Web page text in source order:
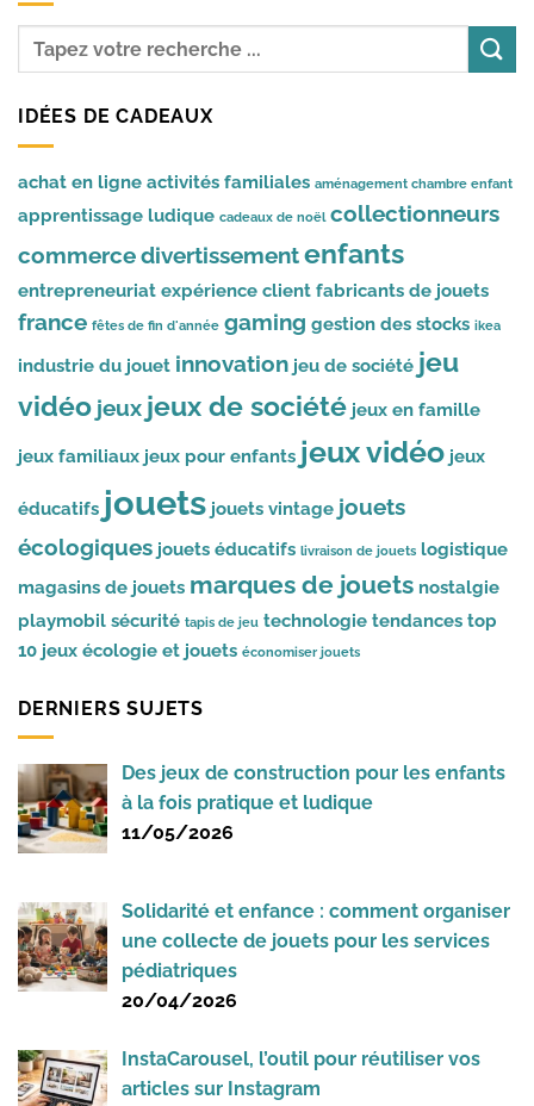
IDÉES DE CADEAUX
achat en ligne activités familiales aménagement chambre enfant
apprentissage ludique cadeaux de noël collectionneurs
commercedivertissementenfants
entrepreneuriat expérience client fabricants de jouets
france fêtes de fin d'année gaming gestion des stocks ikea
industrie du jouet innovation jeu de société jeu
vidéo jeux jeux de société jeux en famille
jeux familiaux jeux pour enfants jeux vidéo jeux
éducatifs jouets jouets vintage jouets
écologiques jouets éducatifs livraison de jouets logistique
magasins de jouets marques de jouets nostalgie
playmobil sécurité tapis de jeu technologie tendances top
10 jeux écologie et jouets économiser jouets
DERNIERS SUJETS
Des jeux de construction pour les enfants
à la fois pratique et ludique
11/05/2026
Solidarité et enfance : comment organiser
une collecte de jouets pour les services
pédiatriques
20/04/2026
InstaCarousel, l’outil pour réutiliser vos
articles sur Instagram